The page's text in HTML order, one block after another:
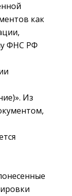
как
ФНС РФ
Из